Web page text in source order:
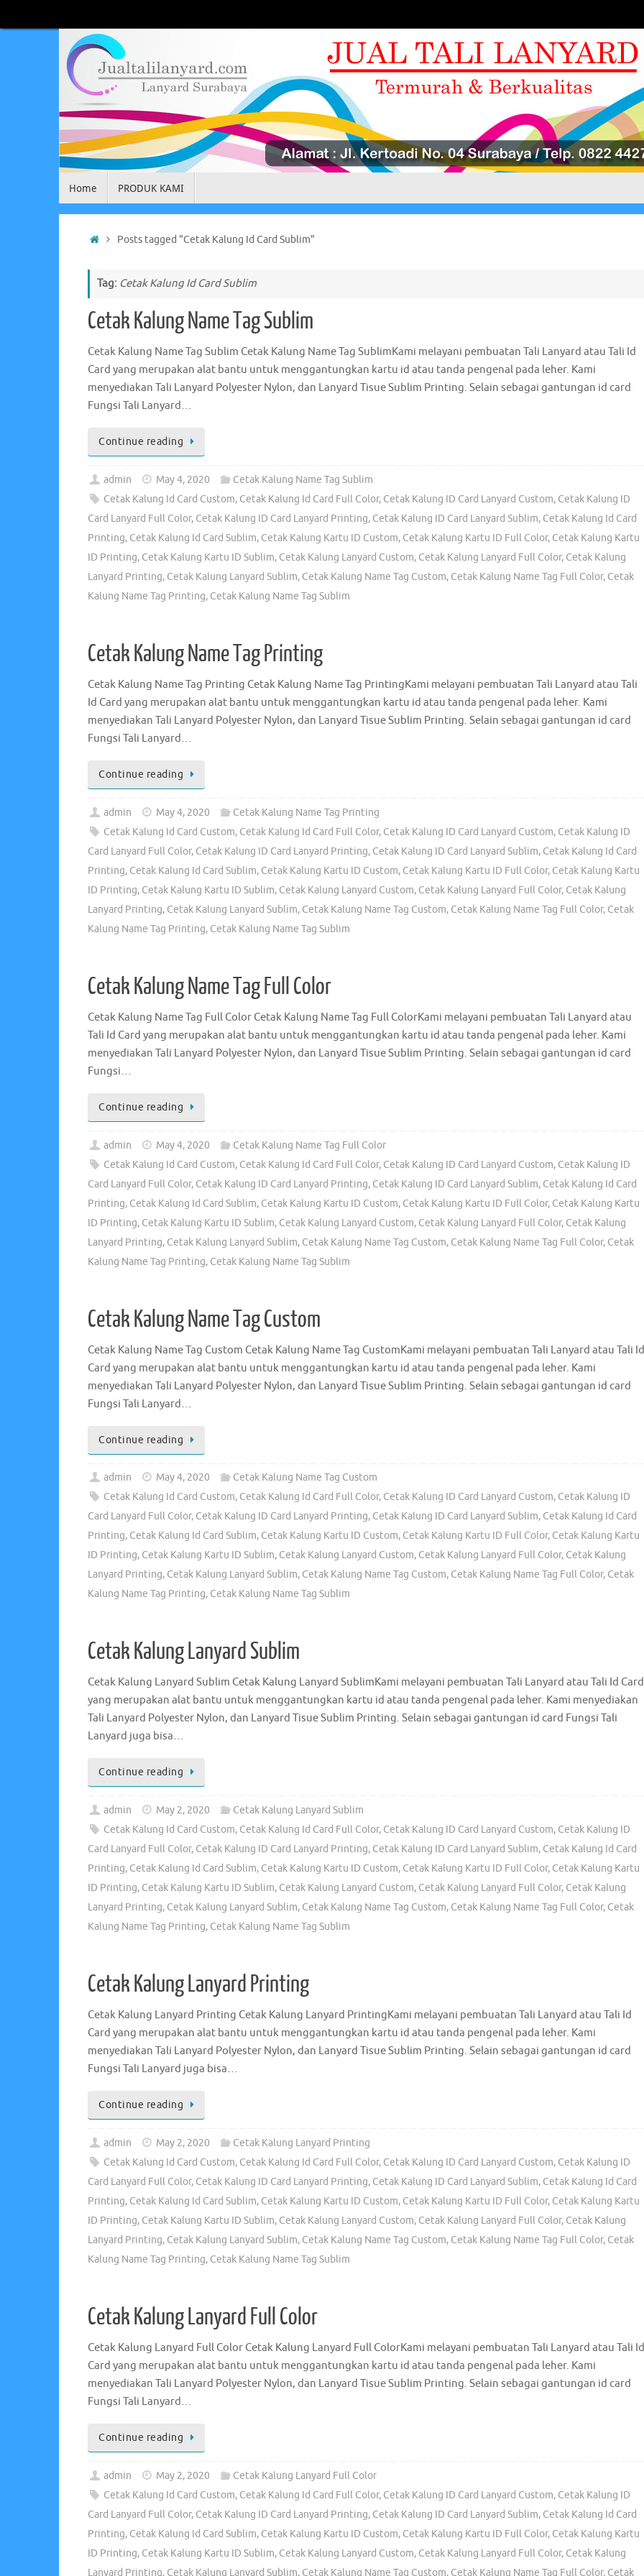
to
Home PRODUK KAMI
HomePosts tagged "Cetak Kalung Id Card Sublim"
Tag: Cetak Kalung Id Card Sublim
Cetak Kalung Name Tag Sublim
Cetak Kalung Name Tag Sublim Cetak Kalung Name Tag SublimKami melayani pembuatan Tali Lanyard atau Tali Id
Card yang merupakan alat bantu untuk menggantungkan kartu id atau tanda pengenal pada leher. Kami
menyediakan Tali Lanyard Polyester Nylon, dan Lanyard Tisue Sublim Printing. Selain sebagai gantungan id card
Fungsi Tali Lanyard…
Continue reading
admin May 4, 2020
Cetak Kalung Name Tag Sublim
Cetak Kalung Id Card Custom, Cetak Kalung Id Card Full Color, Cetak Kalung ID Card Lanyard Custom, Cetak Kalung ID
Card Lanyard Full Color, Cetak Kalung ID Card Lanyard Printing, Cetak Kalung ID Card Lanyard Sublim, Cetak Kalung Id Card
Printing, Cetak Kalung Id Card Sublim, Cetak Kalung Kartu ID Custom, Cetak Kalung Kartu ID Full Color, Cetak Kalung Kartu
ID Printing, Cetak Kalung Kartu ID Sublim, Cetak Kalung Lanyard Custom, Cetak Kalung Lanyard Full Color, Cetak Kalung
Lanyard Printing, Cetak Kalung Lanyard Sublim, Cetak Kalung Name Tag Custom, Cetak Kalung Name Tag Full Color, Cetak
Kalung Name Tag Printing, Cetak Kalung Name Tag Sublim
Cetak Kalung Name Tag Printing
Cetak Kalung Name Tag Printing Cetak Kalung Name Tag PrintingKami melayani pembuatan Tali Lanyard atau Tali
Id Card yang merupakan alat bantu untuk menggantungkan kartu id atau tanda pengenal pada leher. Kami
menyediakan Tali Lanyard Polyester Nylon, dan Lanyard Tisue Sublim Printing. Selain sebagai gantungan id card
Fungsi Tali Lanyard…
Continue reading
admin May 4, 2020
Cetak Kalung Name Tag Printing
Cetak Kalung Id Card Custom, Cetak Kalung Id Card Full Color, Cetak Kalung ID Card Lanyard Custom, Cetak Kalung ID
Card Lanyard Full Color, Cetak Kalung ID Card Lanyard Printing, Cetak Kalung ID Card Lanyard Sublim, Cetak Kalung Id Card
Printing, Cetak Kalung Id Card Sublim, Cetak Kalung Kartu ID Custom, Cetak Kalung Kartu ID Full Color, Cetak Kalung Kartu
ID Printing, Cetak Kalung Kartu ID Sublim, Cetak Kalung Lanyard Custom, Cetak Kalung Lanyard Full Color, Cetak Kalung
Lanyard Printing, Cetak Kalung Lanyard Sublim, Cetak Kalung Name Tag Custom, Cetak Kalung Name Tag Full Color, Cetak
Kalung Name Tag Printing, Cetak Kalung Name Tag Sublim
Cetak Kalung Name Tag Full Color
Cetak Kalung Name Tag Full Color Cetak Kalung Name Tag Full ColorKami melayani pembuatan Tali Lanyard atau
Tali Id Card yang merupakan alat bantu untuk menggantungkan kartu id atau tanda pengenal pada leher. Kami
menyediakan Tali Lanyard Polyester Nylon, dan Lanyard Tisue Sublim Printing. Selain sebagai gantungan id card
Fungsi…
Continue reading
admin May 4, 2020
Cetak Kalung Name Tag Full Color
Cetak Kalung Id Card Custom, Cetak Kalung Id Card Full Color, Cetak Kalung ID Card Lanyard Custom, Cetak Kalung ID
Card Lanyard Full Color, Cetak Kalung ID Card Lanyard Printing, Cetak Kalung ID Card Lanyard Sublim, Cetak Kalung Id Card
Printing, Cetak Kalung Id Card Sublim, Cetak Kalung Kartu ID Custom, Cetak Kalung Kartu ID Full Color, Cetak Kalung Kartu
ID Printing, Cetak Kalung Kartu ID Sublim, Cetak Kalung Lanyard Custom, Cetak Kalung Lanyard Full Color, Cetak Kalung
Lanyard Printing, Cetak Kalung Lanyard Sublim, Cetak Kalung Name Tag Custom, Cetak Kalung Name Tag Full Color, Cetak
Kalung Name Tag Printing, Cetak Kalung Name Tag Sublim
Cetak Kalung Name Tag Custom
Cetak Kalung Name Tag Custom Cetak Kalung Name Tag CustomKami melayani pembuatan Tali Lanyard atau Tali Id
Card yang merupakan alat bantu untuk menggantungkan kartu id atau tanda pengenal pada leher. Kami
menyediakan Tali Lanyard Polyester Nylon, dan Lanyard Tisue Sublim Printing. Selain sebagai gantungan id card
Fungsi Tali Lanyard…
Continue reading
admin May 4, 2020
Cetak Kalung Name Tag Custom
Cetak Kalung Id Card Custom, Cetak Kalung Id Card Full Color, Cetak Kalung ID Card Lanyard Custom, Cetak Kalung ID
Card Lanyard Full Color, Cetak Kalung ID Card Lanyard Printing, Cetak Kalung ID Card Lanyard Sublim, Cetak Kalung Id Card
Printing, Cetak Kalung Id Card Sublim, Cetak Kalung Kartu ID Custom, Cetak Kalung Kartu ID Full Color, Cetak Kalung Kartu
ID Printing, Cetak Kalung Kartu ID Sublim, Cetak Kalung Lanyard Custom, Cetak Kalung Lanyard Full Color, Cetak Kalung
Lanyard Printing, Cetak Kalung Lanyard Sublim, Cetak Kalung Name Tag Custom, Cetak Kalung Name Tag Full Color, Cetak
Kalung Name Tag Printing, Cetak Kalung Name Tag Sublim
Cetak Kalung Lanyard Sublim
Cetak Kalung Lanyard Sublim Cetak Kalung Lanyard SublimKami melayani pembuatan Tali Lanyard atau Tali Id Card
yang merupakan alat bantu untuk menggantungkan kartu id atau tanda pengenal pada leher. Kami menyediakan
Tali Lanyard Polyester Nylon, dan Lanyard Tisue Sublim Printing. Selain sebagai gantungan id card Fungsi Tali
Lanyard juga bisa…
Continue reading
admin May 2, 2020
Cetak Kalung Lanyard Sublim
Cetak Kalung Id Card Custom, Cetak Kalung Id Card Full Color, Cetak Kalung ID Card Lanyard Custom, Cetak Kalung ID
Card Lanyard Full Color, Cetak Kalung ID Card Lanyard Printing, Cetak Kalung ID Card Lanyard Sublim, Cetak Kalung Id Card
Printing, Cetak Kalung Id Card Sublim, Cetak Kalung Kartu ID Custom, Cetak Kalung Kartu ID Full Color, Cetak Kalung Kartu
ID Printing, Cetak Kalung Kartu ID Sublim, Cetak Kalung Lanyard Custom, Cetak Kalung Lanyard Full Color, Cetak Kalung
Lanyard Printing, Cetak Kalung Lanyard Sublim, Cetak Kalung Name Tag Custom, Cetak Kalung Name Tag Full Color, Cetak
Kalung Name Tag Printing, Cetak Kalung Name Tag Sublim
Cetak Kalung Lanyard Printing
Cetak Kalung Lanyard Printing Cetak Kalung Lanyard PrintingKami melayani pembuatan Tali Lanyard atau Tali Id
Card yang merupakan alat bantu untuk menggantungkan kartu id atau tanda pengenal pada leher. Kami
menyediakan Tali Lanyard Polyester Nylon, dan Lanyard Tisue Sublim Printing. Selain sebagai gantungan id card
Fungsi Tali Lanyard juga bisa…
Continue reading
admin May 2, 2020
Cetak Kalung Lanyard Printing
Cetak Kalung Id Card Custom, Cetak Kalung Id Card Full Color, Cetak Kalung ID Card Lanyard Custom, Cetak Kalung ID
Card Lanyard Full Color, Cetak Kalung ID Card Lanyard Printing, Cetak Kalung ID Card Lanyard Sublim, Cetak Kalung Id Card
Printing, Cetak Kalung Id Card Sublim, Cetak Kalung Kartu ID Custom, Cetak Kalung Kartu ID Full Color, Cetak Kalung Kartu
ID Printing, Cetak Kalung Kartu ID Sublim, Cetak Kalung Lanyard Custom, Cetak Kalung Lanyard Full Color, Cetak Kalung
Lanyard Printing, Cetak Kalung Lanyard Sublim, Cetak Kalung Name Tag Custom, Cetak Kalung Name Tag Full Color, Cetak
Kalung Name Tag Printing, Cetak Kalung Name Tag Sublim
Cetak Kalung Lanyard Full Color
Cetak Kalung Lanyard Full Color Cetak Kalung Lanyard Full ColorKami melayani pembuatan Tali Lanyard atau Tali Id
Card yang merupakan alat bantu untuk menggantungkan kartu id atau tanda pengenal pada leher. Kami
menyediakan Tali Lanyard Polyester Nylon, dan Lanyard Tisue Sublim Printing. Selain sebagai gantungan id card
Fungsi Tali Lanyard…
Continue reading
admin May 2, 2020
Cetak Kalung Lanyard Full Color
Cetak Kalung Id Card Custom, Cetak Kalung Id Card Full Color, Cetak Kalung ID Card Lanyard Custom, Cetak Kalung ID
Card Lanyard Full Color, Cetak Kalung ID Card Lanyard Printing, Cetak Kalung ID Card Lanyard Sublim, Cetak Kalung Id Card
Printing, Cetak Kalung Id Card Sublim, Cetak Kalung Kartu ID Custom, Cetak Kalung Kartu ID Full Color, Cetak Kalung Kartu
ID Printing, Cetak Kalung Kartu ID Sublim, Cetak Kalung Lanyard Custom, Cetak Kalung Lanyard Full Color, Cetak Kalung
Lanyard Printing, Cetak Kalung Lanyard Sublim, Cetak Kalung Name Tag Custom, Cetak Kalung Name Tag Full Color, Cetak